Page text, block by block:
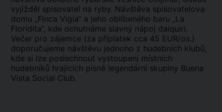
vyjížděl spisovatel na ryby. Návštěva spisovatelova
domu „Finca Vigía“ a jeho oblíbeného baru „La
Floridita“, kde ochutnáme slavný nápoj daiquiri.
Večer pro zájemce (za příplatek cca 45 EUR/os.)
doporučujeme návštěvu jednoho z hudebních klubů,
kde si lze poslechnout vystoupení místních
hudebníků hrajících písně legendární skupiny Buena
Vista Social Club.